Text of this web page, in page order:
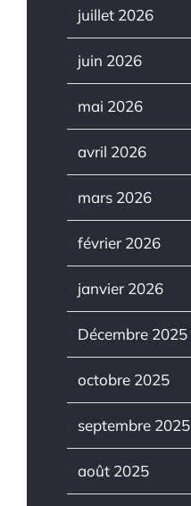
juillet 2026
juin 2026
mai 2026
avril 2026
mars 2026
février 2026
janvier 2026
Décembre 2025
octobre 2025
septembre 2025
août 2025